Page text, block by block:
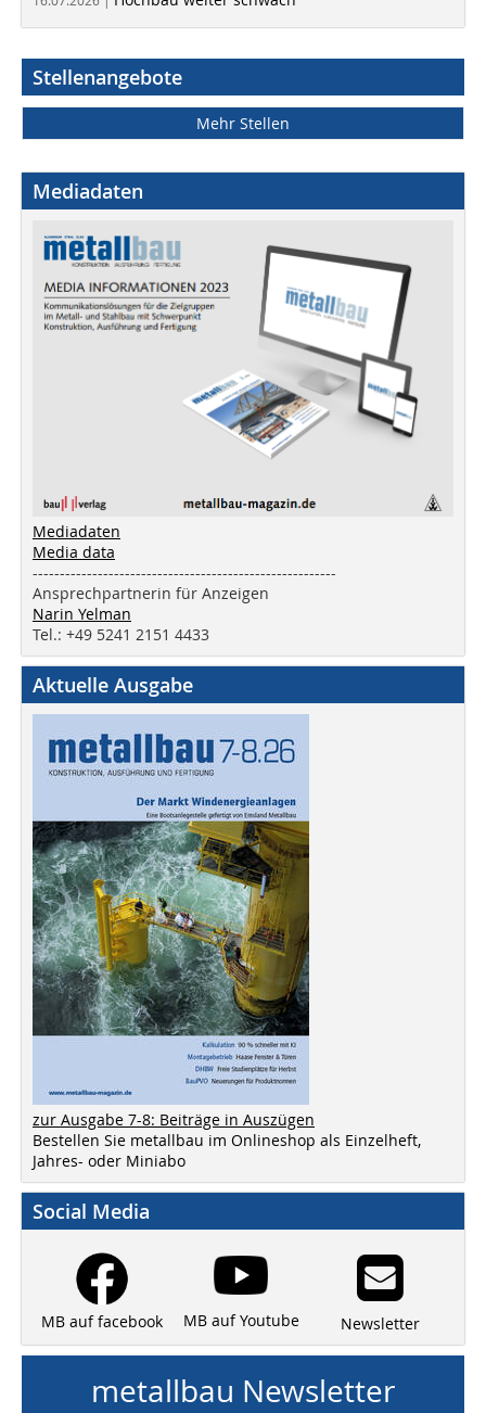
Stellenangebote
Mehr Stellen
Mediadaten
Mediadaten
Media data
--------------------------------------------------------
Ansprechpartnerin für Anzeigen
Narin Yelman
Tel.: +49 5241 2151 4433
Aktuelle Ausgabe
zur Ausgabe 7-8: Beiträge in Auszügen
Bestellen Sie metallbau im Onlineshop als Einzelheft,
Jahres- oder Miniabo
Social Media
MB auf facebook MB auf Youtube Newsletter
metallbau Newsletter